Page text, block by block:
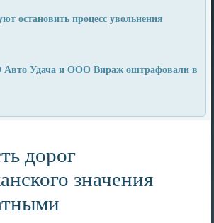
остановить процесс увольнения
Удача и ООО Вираж оштрафовали в
дорог
значения